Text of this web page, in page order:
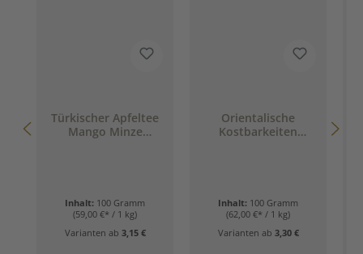
Türkischer Apfeltee
Mango Minze
Inhalt: 100 Gramm
(59,00 €* / 1 kg)
Varianten ab 3,15 €
Orientalische
Kostbarkeiten
Inhalt: 100 Gramm
(62,00 €* / 1 kg)
Varianten ab 3,30 €